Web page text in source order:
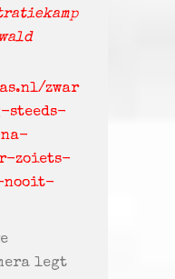
zwar
zoiets-
nooit-
legt